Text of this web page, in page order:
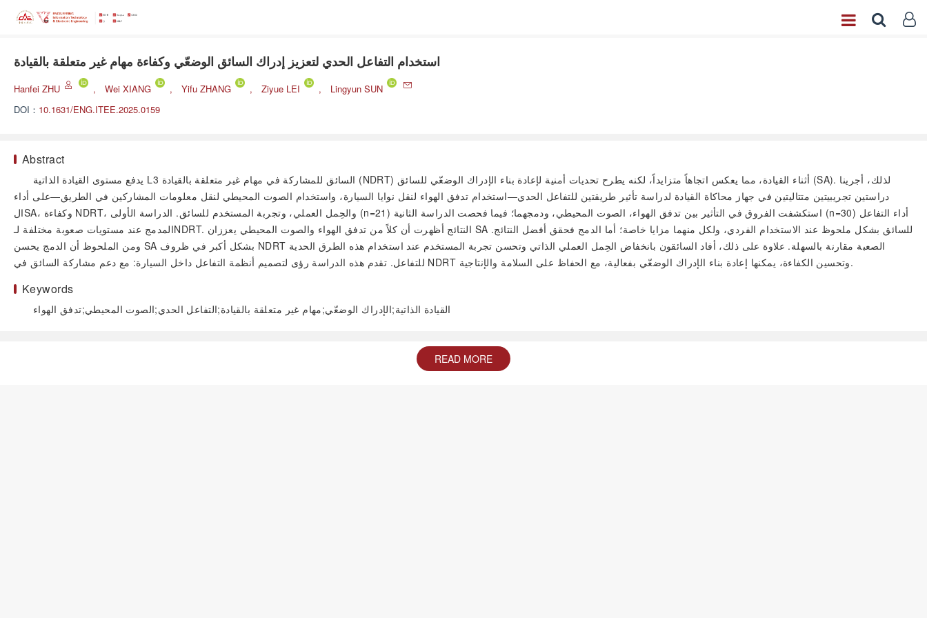
استخدام التفاعل الحدي لتعزيز إدراك السائق الوضعّي وكفاءة مهام غير متعلقة بالقيادة
Hanfei ZHU , Wei XIANG , Yifu ZHANG , Ziyue LEI ,
Lingyun SUN
DOI： 10.1631/ENG.ITEE.2025.0159
Abstract
يدفع مستوى القيادة الذاتية L3 السائق للمشاركة في مهام غير متعلقة بالقيادة (NDRT) أثناء القيادة، مما يعكس اتجاهاً متزايداً، لكنه يطرح تحديات أمنية لإعادة بناء الإدراك الوضعّي للسائق (SA). لذلك، أجرينا
دراستين تجريبيتين متتاليتين في جهاز محاكاة القيادة لدراسة تأثير طريقتين للتفاعل الحدي—استخدام تدفق الهواء لنقل نوايا السيارة، واستخدام الصوت المحيطي لنقل معلومات المشاركين في الطريق—على أداء
الSA، وكفاءة NDRT، والحِمل العملي، وتجربة المستخدم للسائق. الدراسة الأولى (n=21) استكشفت الفروق في التأثير بين تدفق الهواء، الصوت المحيطي، ودمجهما؛ فيما فحصت الدراسة الثانية (n=30) أداء التفاعل
المدمج عند مستويات صعوبة مختلفة لـNDRT. النتائج أظهرت أن كلاً من تدفق الهواء والصوت المحيطي يعززان SA للسائق بشكل ملحوظ عند الاستخدام الفردي، ولكل منهما مزايا خاصة؛ أما الدمج فحقق أفضل النتائج.
ومن الملحوظ أن الدمج يحسن SA بشكل أكبر في ظروف NDRT الصعبة مقارنة بالسهلة. علاوة على ذلك، أفاد السائقون بانخفاض الحِمل العملي الذاتي وتحسن تجربة المستخدم عند استخدام هذه الطرق الحدية
للتفاعل. تقدم هذه الدراسة رؤى لتصميم أنظمة التفاعل داخل السيارة: مع دعم مشاركة السائق في NDRT وتحسين الكفاءة، يمكنها إعادة بناء الإدراك الوضعّي بفعالية، مع الحفاظ على السلامة والإنتاجية.
Keywords
القيادة الذاتية;الإدراك الوضعّي;مهام غير متعلقة بالقيادة;التفاعل الحدي;الصوت المحيطي;تدفق الهواء
READ MORE